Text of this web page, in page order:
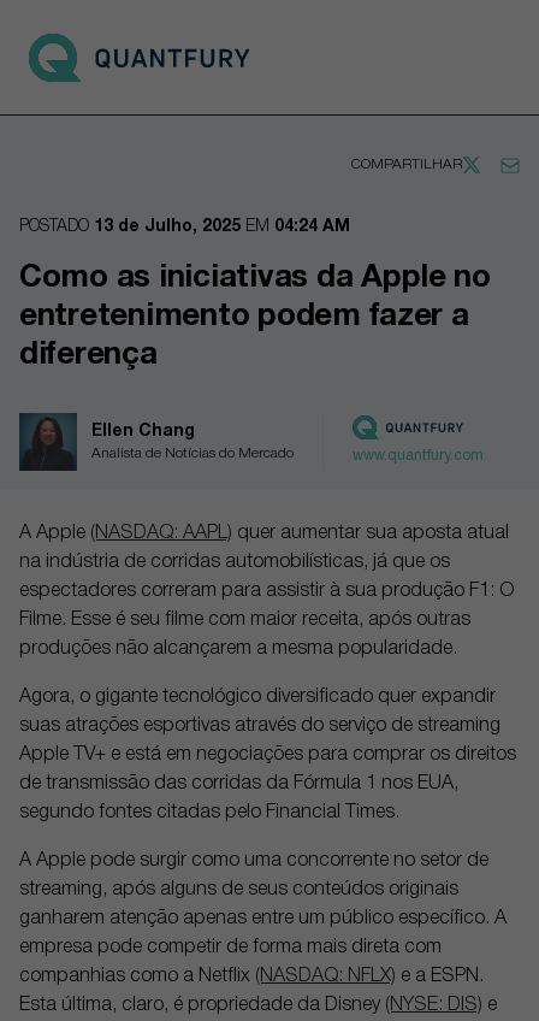
Go to main page
COMPARTILHAR
POSTADO 13 de Julho, 2025 EM 04:24 AM
Como as iniciativas da Apple no
entretenimento podem fazer a
diferença
Ellen Chang
Analista de Notícias do Mercado www.quantfury.com
A Apple (NASDAQ: AAPL) quer aumentar sua aposta atual
na indústria de corridas automobilísticas, já que os
espectadores correram para assistir à sua produção F1: O
Filme. Esse é seu filme com maior receita, após outras
produções não alcançarem a mesma popularidade.
Agora, o gigante tecnológico diversificado quer expandir
suas atrações esportivas através do serviço de streaming
Apple TV+ e está em negociações para comprar os direitos
de transmissão das corridas da Fórmula 1 nos EUA,
segundo fontes citadas pelo Financial Times.
A Apple pode surgir como uma concorrente no setor de
streaming, após alguns de seus conteúdos originais
ganharem atenção apenas entre um público específico. A
empresa pode competir de forma mais direta com
companhias como a Netflix (NASDAQ: NFLX) e a ESPN.
Esta última, claro, é propriedade da Disney (NYSE: DIS) e